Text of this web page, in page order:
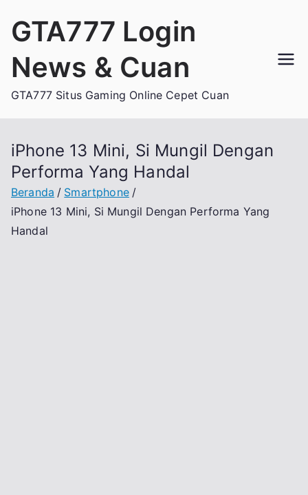
GTA777 Login
News & Cuan
GTA777 Situs Gaming Online Cepet Cuan
iPhone 13 Mini, Si Mungil Dengan
Performa Yang Handal
Beranda
Smartphone
iPhone 13 Mini, Si Mungil Dengan Performa Yang
Handal